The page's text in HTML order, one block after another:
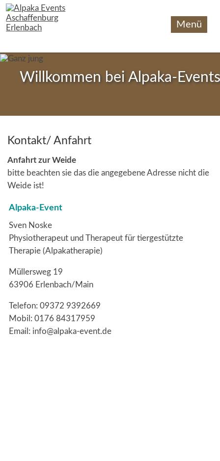
Navigation
überspringen
Start
Events
Picknick/
Pause
Alpakas
Hochzeiten
Geburtstage,
JGAs
Therapiehelfer
Kontakt
Willkommen bei Alpaka-Events
Kontakt/ Anfahrt
Anfahrt zur Weide
bitte beachten sie das die angegebene Adresse nicht die
Weide ist!
Alpaka-Event
Sven Noske
Physiotherapeut und Therapeut für tiergestützte
Therapie (Alpakatherapie)
Müllersweg 19
63906 Erlenbach/Main
Telefon: 09372 9392669
Mobil: 0176 84317959
Email: info@alpaka-event.de